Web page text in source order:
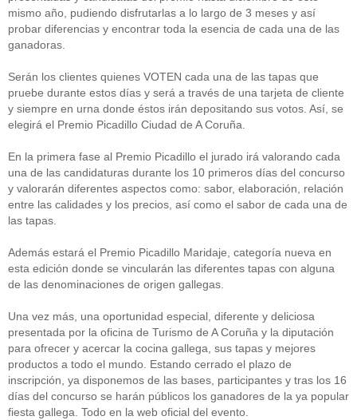
mismo año, pudiendo disfrutarlas a lo largo de 3 meses y así
probar diferencias y encontrar toda la esencia de cada una de las
ganadoras.
Serán los clientes quienes VOTEN cada una de las tapas que
pruebe durante estos días y será a través de una tarjeta de cliente
y siempre en urna donde éstos irán depositando sus votos. Así, se
elegirá el Premio Picadillo Ciudad de A Coruña.
En la primera fase al Premio Picadillo el jurado irá valorando cada
una de las candidaturas durante los 10 primeros días del concurso
y valorarán diferentes aspectos como: sabor, elaboración, relación
entre las calidades y los precios, así como el sabor de cada una de
las tapas.
Además estará el Premio Picadillo Maridaje, categoría nueva en
esta edición donde se vincularán las diferentes tapas con alguna
de las denominaciones de origen gallegas.
Una vez más, una oportunidad especial, diferente y deliciosa
presentada por la oficina de Turismo de A Coruña y la diputación
para ofrecer y acercar la cocina gallega, sus tapas y mejores
productos a todo el mundo. Estando cerrado el plazo de
inscripción, ya disponemos de las bases, participantes y tras los 16
días del concurso se harán públicos los ganadores de la ya popular
fiesta gallega. Todo en la web oficial del evento.